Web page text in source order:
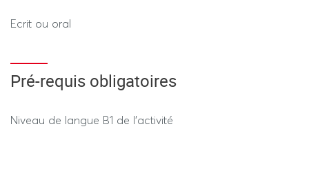
Ecrit ou oral
Pré-requis obligatoires
Niveau de langue B1 de l'activité